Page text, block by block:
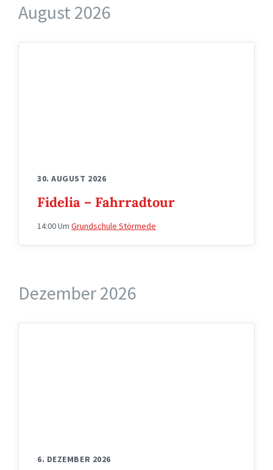
August 2026
30. AUGUST 2026
Fidelia – Fahrradtour
14:00Um Grundschule Störmede
Dezember 2026
6. DEZEMBER 2026